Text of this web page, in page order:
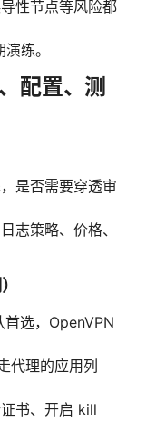
性节点等风险都
练。
配置、测
是否需要穿透审
志策略、价格、
选，OpenVPN
代理的应用列
书、开启 kill